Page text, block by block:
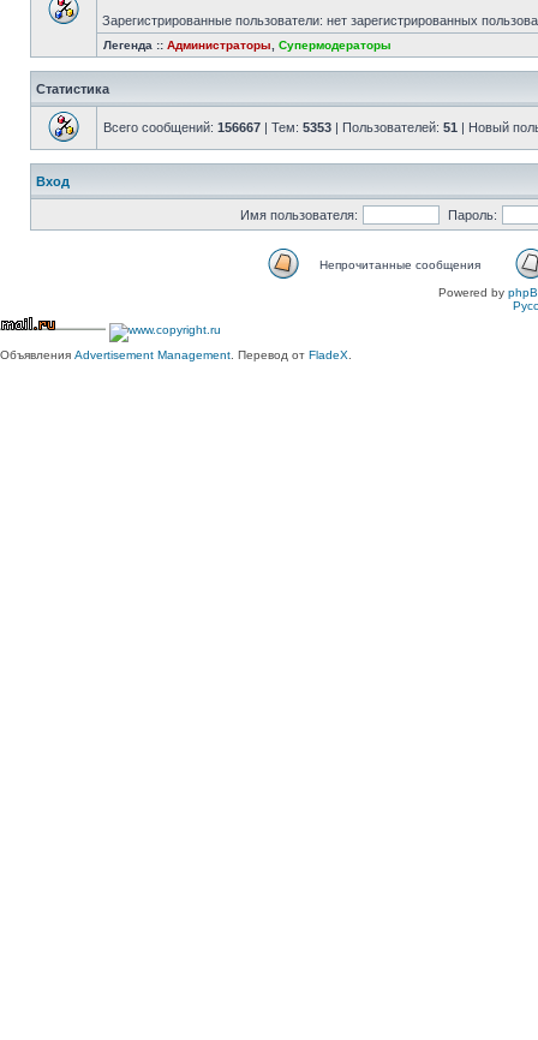
Зарегистрированные пользователи: нет зарегистрированных
Легенда :: Администраторы Супермодераторы
Статистика
Всего сообщений: 156667 | Тем: 5353 | Пользователей: 51 | Новый
Вход
Имя пользователя: Пароль:
Непрочитанные сообщения
Powered by
Объявления Advertisement Management . Перевод от FladeX